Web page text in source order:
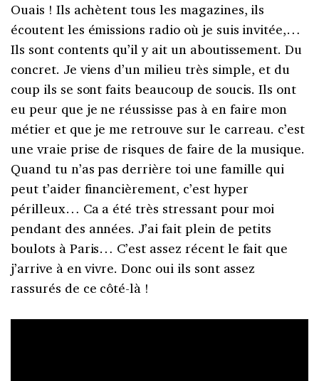
Ouais ! Ils achètent tous les magazines, ils
écoutent les émissions radio où je suis invitée,…
Ils sont contents qu’il y ait un aboutissement. Du
concret. Je viens d’un milieu très simple, et du
coup ils se sont faits beaucoup de soucis. Ils ont
eu peur que je ne réussisse pas à en faire mon
métier et que je me retrouve sur le carreau. c’est
une vraie prise de risques de faire de la musique.
Quand tu n’as pas derrière toi une famille qui
peut t’aider financièrement, c’est hyper
périlleux… Ca a été très stressant pour moi
pendant des années. J’ai fait plein de petits
boulots à Paris… C’est assez récent le fait que
j’arrive à en vivre. Donc oui ils sont assez
rassurés de ce côté-là !